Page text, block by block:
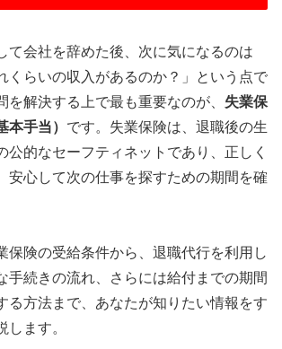
て会社を辞めた後、次に気になるのは
くらいの収入があるのか？」という点で
を解決する上で最も重要なのが、 失業保
本手当） です。失業保険は、退職後の生
公的なセーフティネットであり、正しく
安心して次の仕事を探すための期間を確
保険の受給条件から、退職代行を利用し
手続きの流れ、さらには給付までの期間
る方法まで、あなたが知りたい情報をす
します。